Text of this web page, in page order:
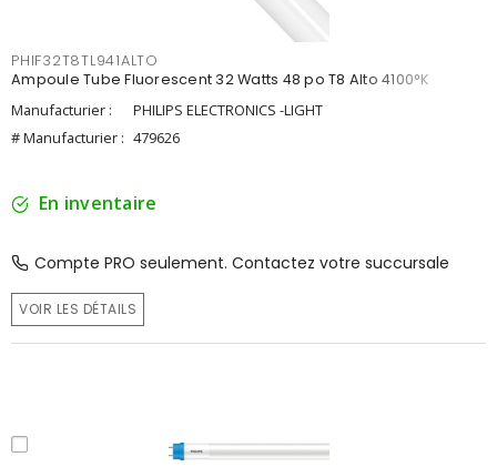
PHIF32T8TL941ALTO
Ampoule Tube Fluorescent 32 Watts 48 po T8 Alto 4100°K
Manufacturier :
PHILIPS ELECTRONICS -LIGHT
# Manufacturier : 479626
En inventaire
Compte PRO seulement. Contactez votre succursale
VOIR LES DÉTAILS